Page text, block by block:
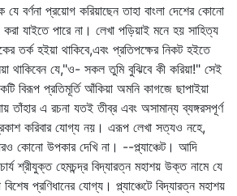
বর্ণনা প্রয়োগ করিয়াছেন তাহা বাংলা দেশের কোনো
যাইতে পারে না। লেখা পড়িয়াই মনে হয় সাহিত্য
তর্ক হইয়া থাকিবে,এবং প্রতিপক্ষের নিকট হইতে
যে,"ও- সকল তুমি বুঝিবে কী করিয়া!" সেই
বিরূপ প্রতিমূর্তি আঁকিয়া অমনি কাগজে ছাপাইয়া
তাঁহার এ রচনা যতই তীব্র এবং অসামান্য ব্যঙ্গরসপূর্ণ
করিবার যোগ্য নয়। এরূপ লেখা সত্যও নহে,
কোনো উপকার দেখি না। --প্ল্যাঞ্চেট। আদি
শ্রীযুক্ত হেমচন্দ্র বিদ্যারত্ন মহাশয় উক্ত নামে যে
প্রণিধানের যোগ্য। প্ল্যাঞ্চেটে বিদ্যারত্ন মহাশয়